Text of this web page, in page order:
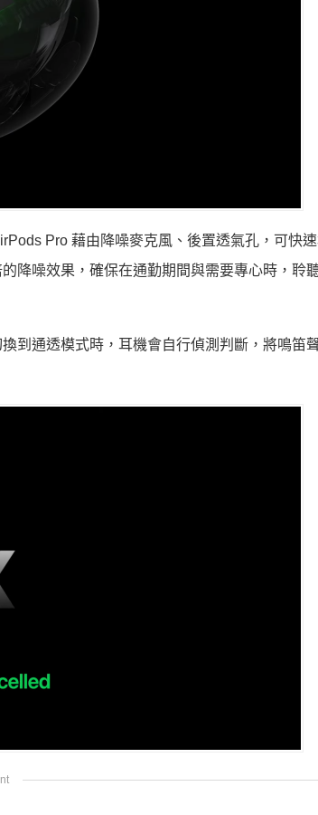
Pro 藉由降噪麥克風、後置透氣孔，可快
降噪效果，確保在通勤期間與需要專心時，聆
到通透模式時，耳機會自行偵測判斷，將鳴笛